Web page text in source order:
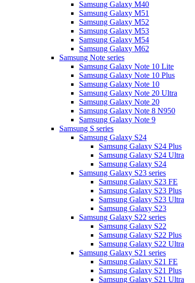
Samsung Galaxy M40
Samsung Galaxy M51
Samsung Galaxy M52
Samsung Galaxy M53
Samsung Galaxy M54
Samsung Galaxy M62
Samsung Note series
Samsung Galaxy Note 10 Lite
Samsung Galaxy Note 10 Plus
Samsung Galaxy Note 10
Samsung Galaxy Note 20 Ultra
Samsung Galaxy Note 20
Samsung Galaxy Note 8 N950
Samsung Galaxy Note 9
Samsung S series
Samsung Galaxy S24
Samsung Galaxy S24 Plus
Samsung Galaxy S24 Ultra
Samsung Galaxy S24
Samsung Galaxy S23 series
Samsung Galaxy S23 FE
Samsung Galaxy S23 Plus
Samsung Galaxy S23 Ultra
Samsung Galaxy S23
Samsung Galaxy S22 series
Samsung Galaxy S22
Samsung Galaxy S22 Plus
Samsung Galaxy S22 Ultra
Samsung Galaxy S21 series
Samsung Galaxy S21 FE
Samsung Galaxy S21 Plus
Samsung Galaxy S21 Ultra